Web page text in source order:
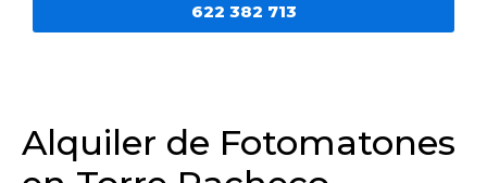
622 382 713
Alquiler de Fotomatones